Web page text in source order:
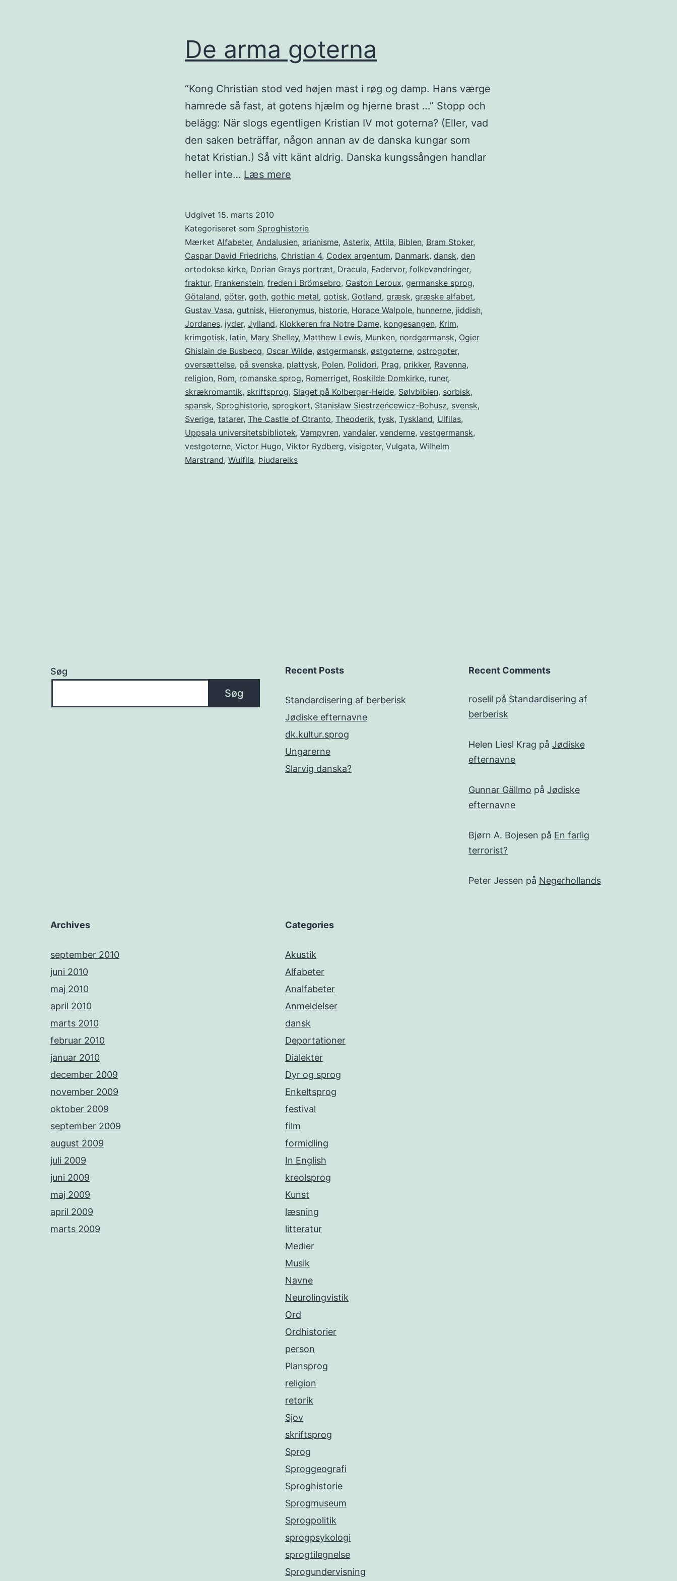
De arma goterna
“Kong Christian stod ved højen mast i røg og damp. Hans værge
hamrede så fast, at gotens hjælm og hjerne brast …” Stopp och
belägg: När slogs egentligen Kristian IV mot goterna? (Eller, vad
den saken beträffar, någon annan av de danska kungar som
hetat Kristian.) Så vitt känt aldrig. Danska kungssången handlar
heller inte… Læs mere
Udgivet 15. marts 2010
Kategoriseret som Sproghistorie
Mærket Alfabeter, Andalusien, arianisme, Asterix, Attila, Biblen, Bram Stoker,
Caspar David Friedrichs, Christian 4, Codex argentum, Danmark, dansk, den
ortodokse kirke, Dorian Grays portræt, Dracula, Fadervor, folkevandringer,
fraktur, Frankenstein, freden i Brömsebro, Gaston Leroux, germanske sprog,
Götaland, göter, goth, gothic metal, gotisk, Gotland, græsk, græske alfabet,
Gustav Vasa, gutnisk, Hieronymus, historie, Horace Walpole, hunnerne, jiddish,
Jordanes, jyder, Jylland, Klokkeren fra Notre Dame, kongesangen, Krim,
krimgotisk, latin, Mary Shelley, Matthew Lewis, Munken, nordgermansk, Ogier
Ghislain de Busbecq, Oscar Wilde, østgermansk, østgoterne, ostrogoter,
oversættelse, på svenska, plattysk, Polen, Polidori, Prag, prikker, Ravenna,
religion, Rom, romanske sprog, Romerriget, Roskilde Domkirke, runer,
skrækromantik, skriftsprog, Slaget på Kolberger-Heide, Sølvbiblen, sorbisk,
spansk, Sproghistorie, sprogkort, Stanisław Siestrzeńcewicz-Bohusz, svensk,
Sverige, tatarer, The Castle of Otranto, Theoderik, tysk, Tyskland, Ulfilas,
Uppsala universitetsbibliotek, Vampyren, vandaler, venderne, vestgermansk,
vestgoterne, Victor Hugo, Viktor Rydberg, visigoter, Vulgata, Wilhelm
Marstrand, Wulfila, Þiudareiks
Søg
Søg
Recent Posts
Standardisering af berberisk
Jødiske efternavne
dk.kultur.sprog
Ungarerne
Slarvig danska?
Recent Comments
roselil på Standardisering af
berberisk
Helen Liesl Krag på Jødiske
efternavne
Gunnar Gällmo på Jødiske
efternavne
Bjørn A. Bojesen på En farlig
terrorist?
Peter Jessen på Negerhollands
Archives
september 2010
juni 2010
maj 2010
april 2010
marts 2010
februar 2010
januar 2010
december 2009
november 2009
oktober 2009
september 2009
august 2009
juli 2009
juni 2009
maj 2009
april 2009
marts 2009
Categories
Akustik
Alfabeter
Analfabeter
Anmeldelser
dansk
Deportationer
Dialekter
Dyr og sprog
Enkeltsprog
festival
film
formidling
In English
kreolsprog
Kunst
læsning
litteratur
Medier
Musik
Navne
Neurolingvistik
Ord
Ordhistorier
person
Plansprog
religion
retorik
Sjov
skriftsprog
Sprog
Sproggeografi
Sproghistorie
Sprogmuseum
Sprogpolitik
sprogpsykologi
sprogtilegnelse
Sprogundervisning